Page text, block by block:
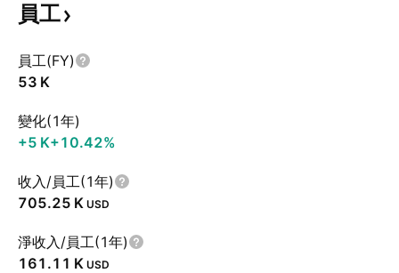
員工
員工(FY)
‪53 K‬
變化(1年)
‪+5 K‬+10.42%
收入/員工(1年)
‪705.25 K‬ USD
淨收入/員工(1年)
‪161.11 K‬ USD